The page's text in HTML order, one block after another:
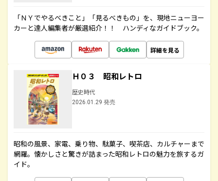
「ＮＹでやるべきこと」「見るべきもの」を、現地ニューヨー
カーと達人編集者が厳選紹介！！ ハンディなガイドブック。
詳細を見る
Ｈ０３ 昭和レトロ
歴史時代
2026.01.29 発売
昭和の風景、家電、乗り物、駄菓子、喫茶店、カルチャーまで
網羅。懐かしさと驚きが詰まった昭和レトロの魅力を旅するガ
イド。